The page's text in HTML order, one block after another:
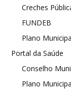
Creches
FUNDEB
Plano
Portal da Saúde
Conselho
Plano